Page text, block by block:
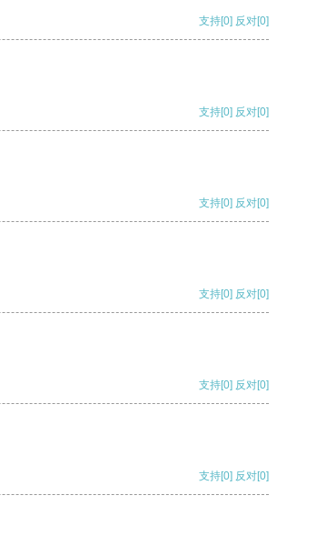
支持[0] 反对[0]
支持[0] 反对[0]
支持[0] 反对[0]
支持[0] 反对[0]
支持[0] 反对[0]
支持[0] 反对[0]